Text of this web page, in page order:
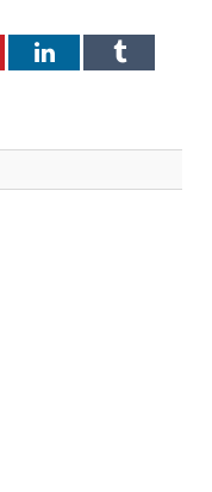
LinkedInTumblr